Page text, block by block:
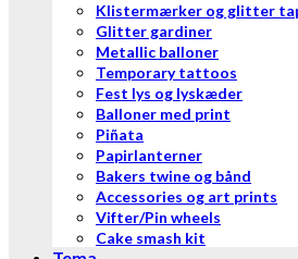
Klistermærker og glitter
Glitter gardiner
Metallic balloner
Temporary tattoos
Fest lys og lyskæder
Balloner med print
Piñata
Papirlanterner
Bakers twine og bånd
Accessories og art prints
Vifter/Pin wheels
Cake smash kit